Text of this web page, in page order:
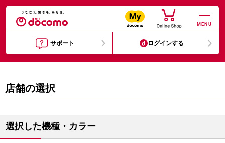
MENU
サポート ログインする
店舗の選択
選択した機種・カラー